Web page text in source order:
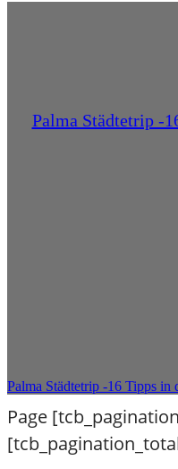
Palma Städtetrip -
Palma Städtetrip -16 Tipps in
Page